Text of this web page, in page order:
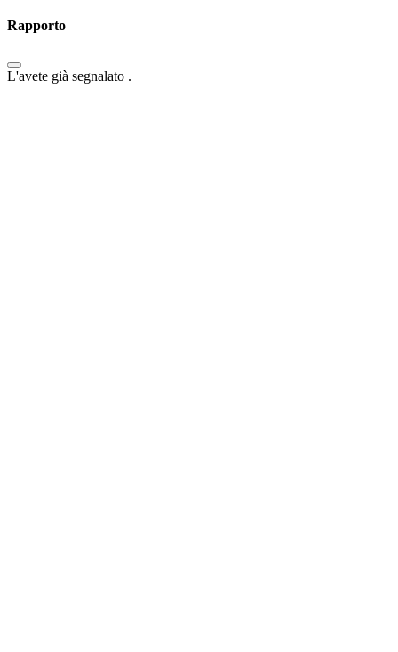
Rapporto
L'avete già segnalato .